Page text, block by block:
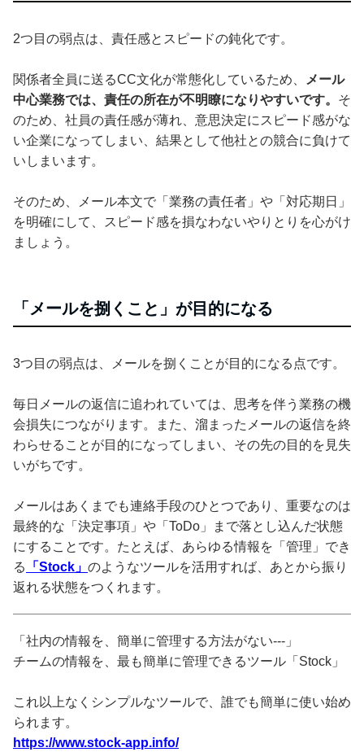
2つ目の弱点は、責任感とスピードの鈍化です。
関係者全員に送るCC文化が常態化しているため、
メール
中心業務では、責任の所在が不明瞭になりやすいです。 そ
のため、社員の責任感が薄れ、意思決定にスピード感がな
い企業になってしまい、結果として他社との競合に負けて
いしまいます。
そのため、メール本文で「業務の責任者」や「対応期日」
を明確にして、スピード感を損なわないやりとりを心がけ
ましょう。
「メールを捌くこと」が目的になる
3つ目の弱点は、メールを捌くことが目的になる点です。
毎日メールの返信に追われていては、思考を伴う業務の機
会損失につながります。また、溜まったメールの返信を終
わらせることが目的になってしまい、その先の目的を見失
いがちです。
メールはあくまでも連絡手段のひとつであり、重要なのは
最終的な「決定事項」や「ToDo」まで落とし込んだ状態
にすることです。たとえば、あらゆる情報を「管理」でき
る
「Stock」 のようなツールを活用すれば、あとから振り
返れる状態をつくれます。
「社内の情報を、簡単に管理する方法がない---」
チームの情報を、最も簡単に管理できるツール「Stock」
これ以上なくシンプルなツールで、誰でも簡単に使い始め
られます。
https://www.stock-app.info/